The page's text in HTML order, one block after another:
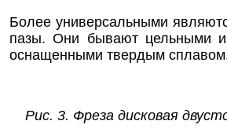
Более универсальными
пазы. Они бывают цельными
оснащенными твердым
Рис. 3. Фреза дисковая